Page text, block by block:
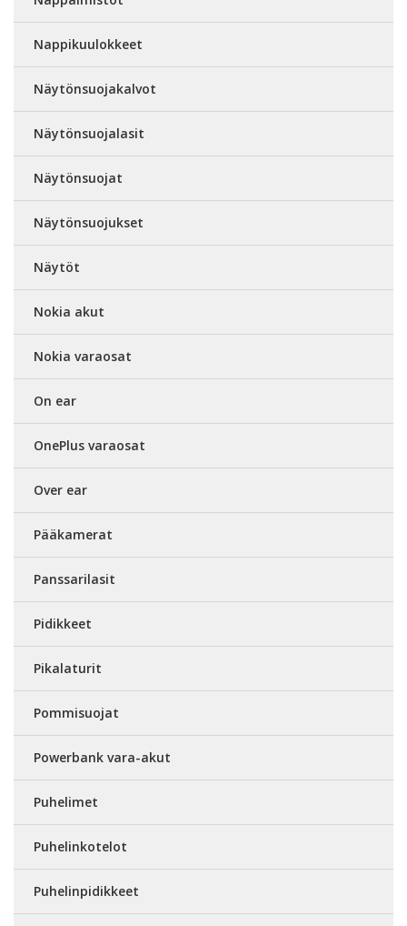
Nappikuulokkeet
Näytönsuojakalvot
Näytönsuojalasit
Näytönsuojat
Näytönsuojukset
Näytöt
Nokia akut
Nokia varaosat
On ear
OnePlus varaosat
Over ear
Pääkamerat
Panssarilasit
Pidikkeet
Pikalaturit
Pommisuojat
Powerbank vara-akut
Puhelimet
Puhelinkotelot
Puhelinpidikkeet